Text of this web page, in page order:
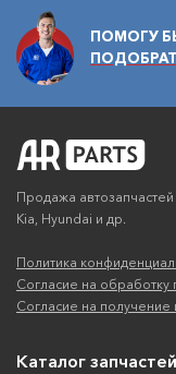
ПОМОГУ
Продажа автозапчастей
Kia, Hyundai и др.
Политика
Согласие на обработку
Согласие на
Каталог запчастей